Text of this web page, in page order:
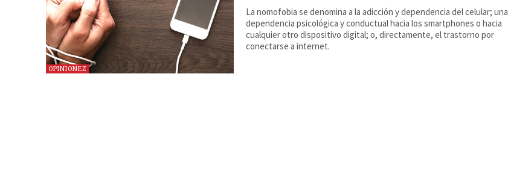
OPINIONEZ
La nomofobia se denomina a la adicción y dependencia del celular; una
dependencia psicológica y conductual hacia los smartphones o hacia
cualquier otro dispositivo digital; o, directamente, el trastorno por
conectarse a internet.